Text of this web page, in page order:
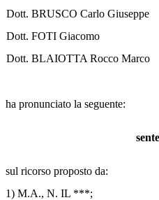
Dott. BRUSCO Carlo Giuseppe
Dott. FOTI Giacomo
Dott. BLAIOTTA Rocco Marco
ha pronunciato la seguente:
sul ricorso proposto da:
1) M.A., N. IL ***;